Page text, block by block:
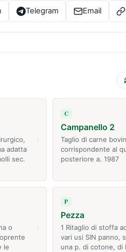
Telegram Email
adatta
sec.
C
Campanello 2
Taglio di carne
corrispondente al
posteriore a. 1987
o
le
P
Pezza
1 Ritaglio di stoffa
vari usi SIN panno,
una p. di cotone, di